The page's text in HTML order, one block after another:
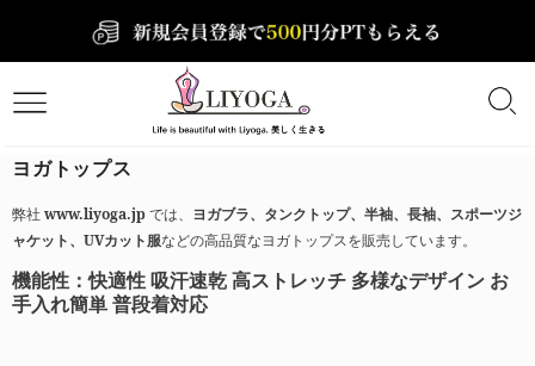
ヨガトップス
弊社 www.liyoga.jpでは、 ヨガブラ、タンクトップ、半袖、長袖、スポーツジ
ャケット、UVカット服などの高品質なヨガトップスを販売しています。
機能性：快適性吸汗速乾高ストレッチ 多様なデザイン お
手入れ簡単普段着対応